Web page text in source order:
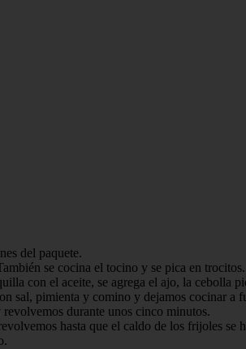
del paquete.
se cocina el tocino y se pica en trocitos.
con el aceite, se agrega el ajo, la
sal, pimienta y comino y dejamos cocinar a
durante unos cinco minutos.
hasta que el caldo de los frijoles